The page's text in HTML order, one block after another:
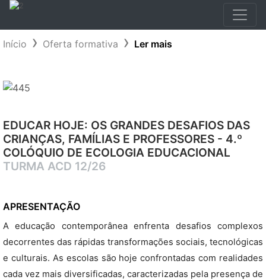
Início Oferta formativa Ler mais
EDUCAR HOJE: OS GRANDES DESAFIOS DAS
CRIANÇAS, FAMÍLIAS E PROFESSORES - 4.º
COLÓQUIO DE ECOLOGIA EDUCACIONAL
TURMA ACD 12/26
APRESENTAÇÃO
A educação contemporânea enfrenta desafios complexos
decorrentes das rápidas transformações sociais, tecnológicas
e culturais. As escolas são hoje confrontadas com realidades
cada vez mais diversificadas, caracterizadas pela presença de